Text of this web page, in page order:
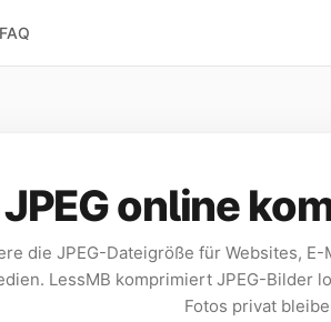
FAQ
JPEG online
die JPEG-Dateigröße für Websites,
LessMB komprimiert JPEG-Bilder
Fotos privat